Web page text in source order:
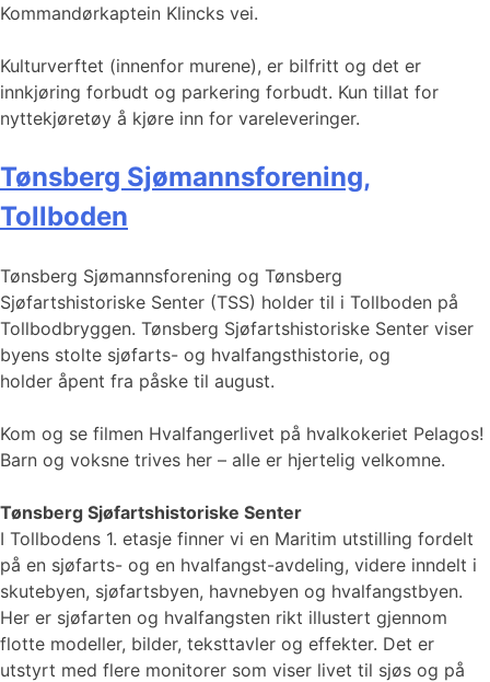
Kommandørkaptein Klincks vei.
Kulturverftet (innenfor murene), er bilfritt og det er
innkjøring forbudt og parkering forbudt. Kun tillat for
nyttekjøretøy å kjøre inn for vareleveringer.
Tønsberg Sjømannsforening,
Tollboden
Tønsberg Sjømannsforening og Tønsberg
Sjøfartshistoriske Senter (TSS) holder til i Tollboden på
Tollbodbryggen. Tønsberg Sjøfartshistoriske Senter viser
byens stolte sjøfarts- og hvalfangsthistorie, og
holder åpent fra påske til august.
Kom og se filmen Hvalfangerlivet på hvalkokeriet Pelagos!
Barn og voksne trives her – alle er hjertelig velkomne.
Tønsberg Sjøfartshistoriske Senter
I Tollbodens 1. etasje finner vi en Maritim utstilling fordelt
på en sjøfarts- og en hvalfangst-avdeling, videre inndelt i
skutebyen, sjøfartsbyen, havnebyen og hvalfangstbyen.
Her er sjøfarten og hvalfangsten rikt illustert gjennom
flotte modeller, bilder, teksttavler og effekter. Det er
utstyrt med flere monitorer som viser livet til sjøs og på